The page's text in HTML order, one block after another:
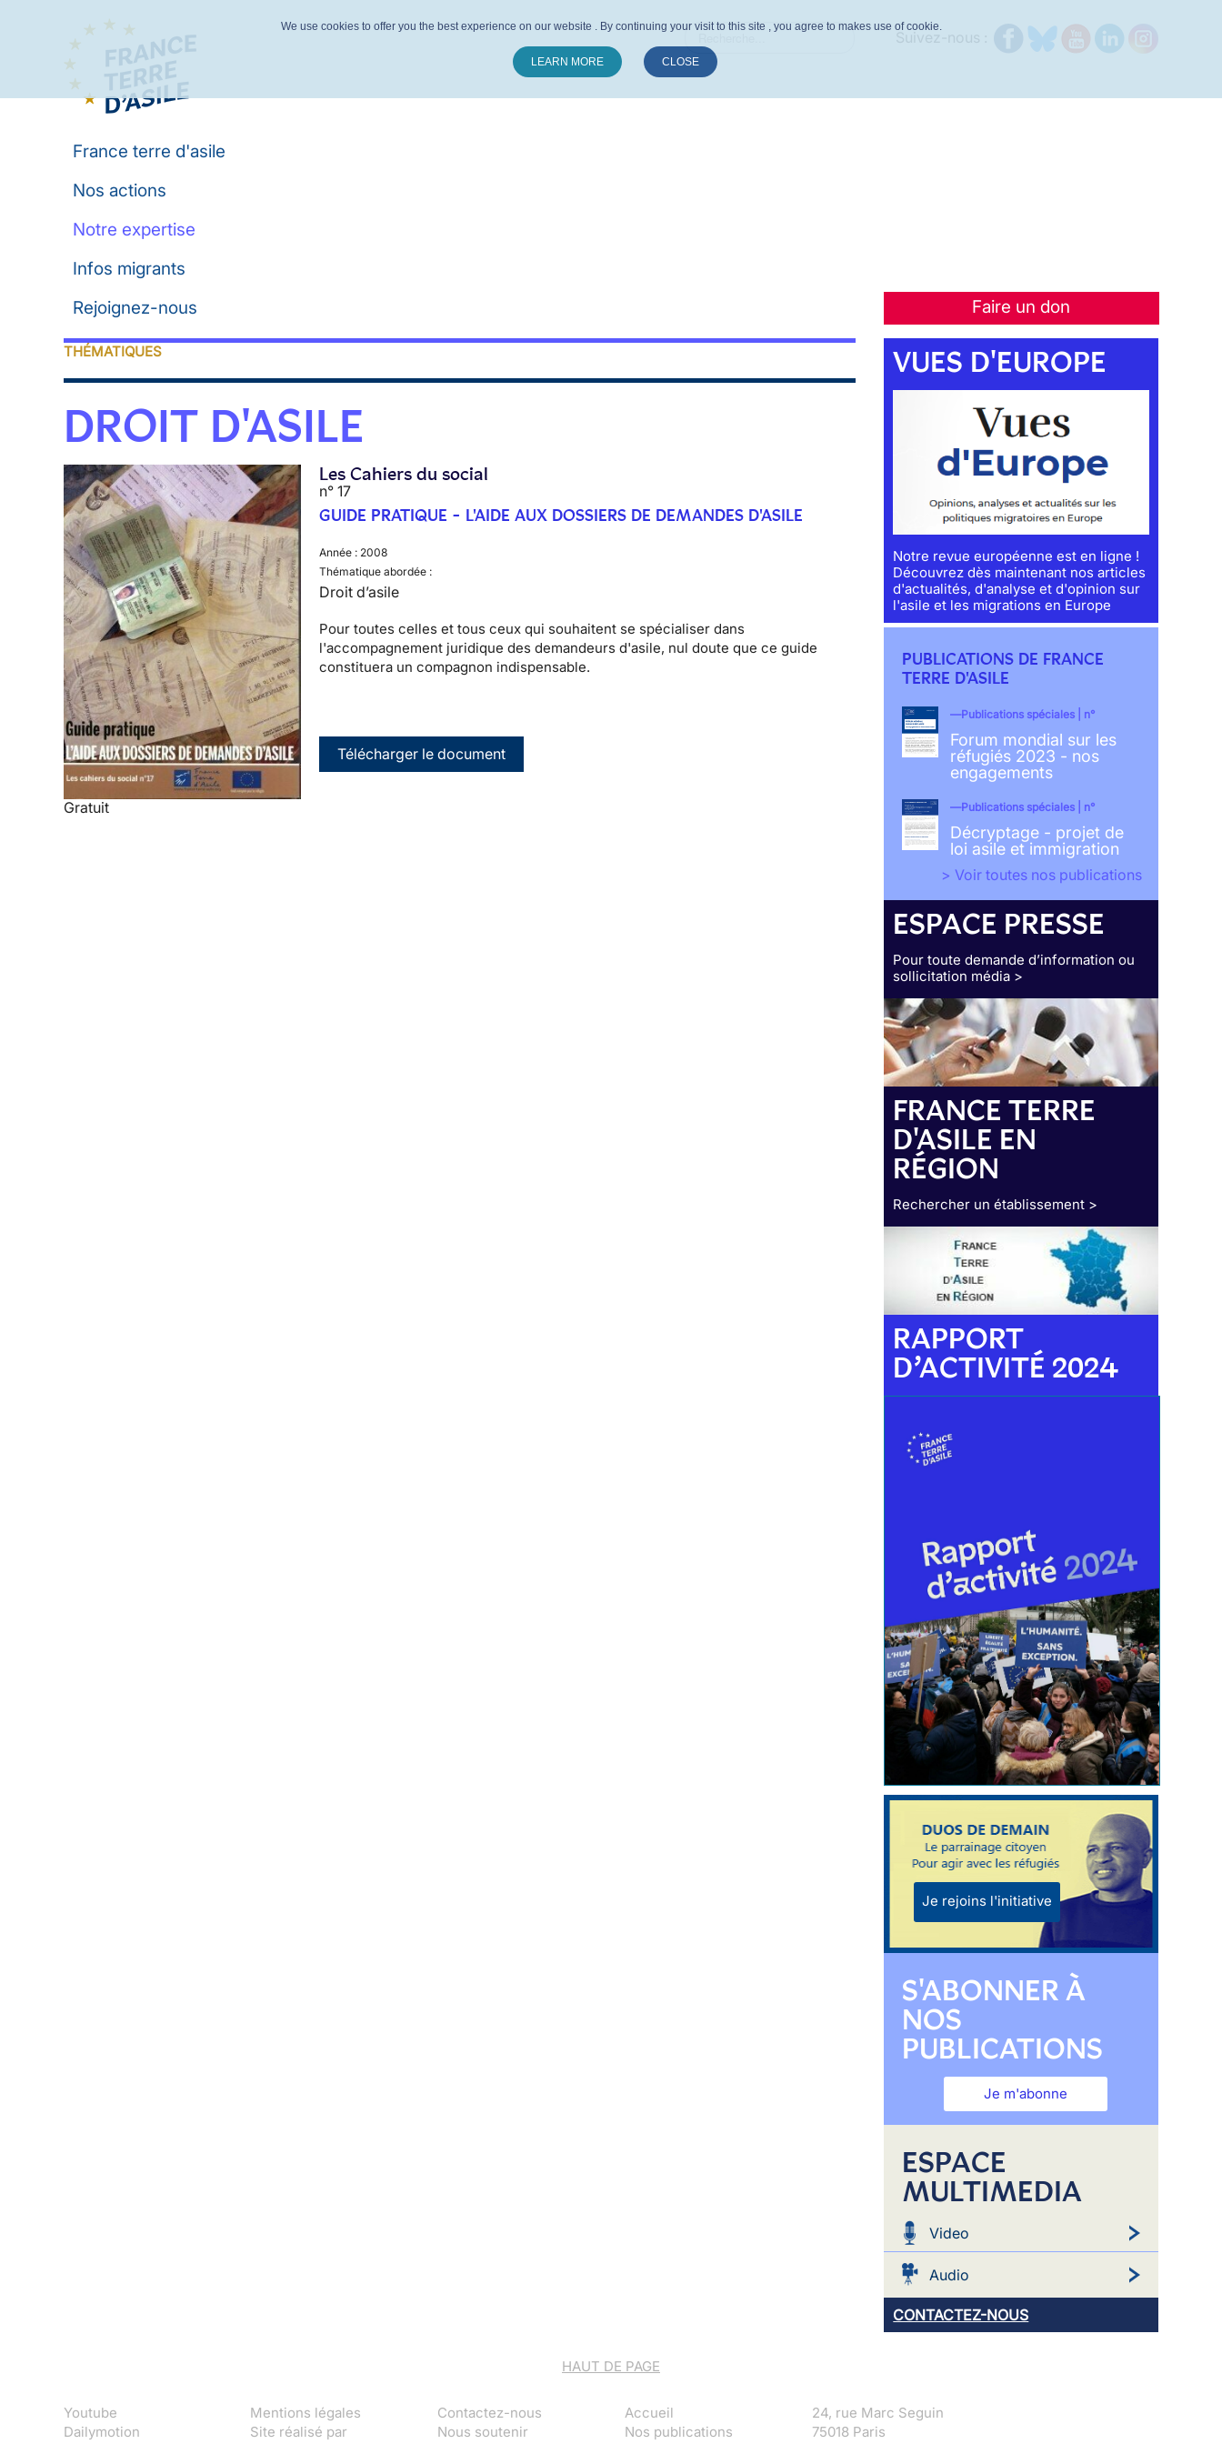
France terre d'asile
Nos actions
Notre expertise
Infos migrants
Faire un don
Rejoignez-nous
THÉMATIQUES
DROIT D'ASILE
Gratuit
Les Cahiers du social
n° 17
GUIDE PRATIQUE - L'AIDE AUX DOSSIERS DE DEMANDES D'ASILE
Année : 2008
Thématique abordée :
Droit d’asile
Pour toutes celles et tous ceux qui souhaitent se spécialiser dans
l'accompagnement juridique des demandeurs d'asile, nul doute que ce guide
constituera un compagnon indispensable.
Télécharger le document
VUES D'EUROPE
Notre revue européenne est en ligne !
Découvrez dès maintenant nos articles
d'actualités, d'analyse et d'opinion sur
l'asile et les migrations en Europe
PUBLICATIONS DE FRANCE
TERRE D'ASILE
Publications spéciales | n°
Forum mondial sur les
réfugiés 2023 - nos
engagements
Publications spéciales | n°
Décryptage - projet de
loi asile et immigration
> Voir toutes nos publications
ESPACE PRESSE
Pour toute demande d’information ou
sollicitation média >
FRANCE TERRE
D'ASILE EN
RÉGION
Rechercher un établissement >
RAPPORT
D’ACTIVITÉ 2024
Je rejoins l'initiative
S'ABONNER À
NOS
PUBLICATIONS
Je m'abonne
ESPACE
MULTIMEDIA
Video
Audio
CONTACTEZ-NOUS
HAUT DE PAGE
Youtube
Dailymotion
Mentions légales
Site réalisé par
Contactez-nous
Nous soutenir
Accueil
Nos publications
24, rue Marc Seguin
75018 Paris
We use cookies to offer you the best experience on our website . By continuing your visit to this site , you agree to makes use of cookie.
LEARN MORE CLOSE